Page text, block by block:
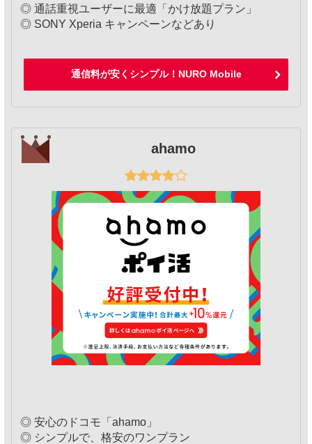
◎ 通話重視ユーザーに最適「かけ放題プラン」
◎ SONY Xperia キャンペーンなどあり
通信料が安くシンプル！NURO Mobile
ahamo
◎ 安心のドコモ「ahamo」
◎ シンプルで、格安のワンプラン